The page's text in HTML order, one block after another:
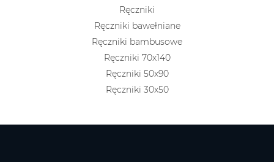
Ręczniki
Ręczniki bawełniane
Ręczniki bambusowe
Ręczniki 70x140
Ręczniki 50x90
Ręczniki 30x50